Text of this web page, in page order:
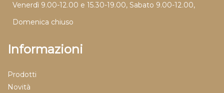
Venerdì 9.00-12.00 e 15.30-19.00, Sabato 9.00-12.00,
Domenica chiuso
Informazioni
Prodotti
Novità